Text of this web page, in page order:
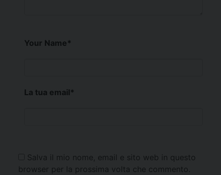
Your Name*
La tua email*
Salva il mio nome, email e sito web in questo
browser per la prossima volta che commento.